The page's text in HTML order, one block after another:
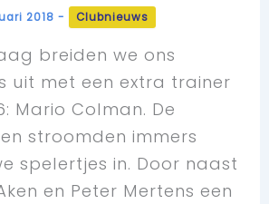
2018- Clubnieuws
breiden we ons
uit met een extra trainer
Mario Colman. De
stroomden immers
spelertjes in. Door naast
en Peter Mertens een